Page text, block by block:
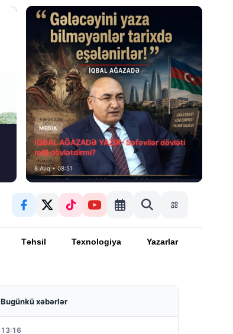
MEDİA
İQBAL AĞAZADƏ YAZIR- Səfəvilər dövləti
milli dövlətdirmi?
8 Avq • 08:51
Təhsil Texnologiya Yazarlar
Bugünkü xəbərlər
13:16